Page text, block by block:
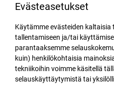
Evästeasetukset
Käytämme evästeiden
tallentamiseen ja/tai
parantaaksemme
kuin) henkilökohtaisia
tekniikoihin voimme käsitellä
selauskäyttäytymistä tai